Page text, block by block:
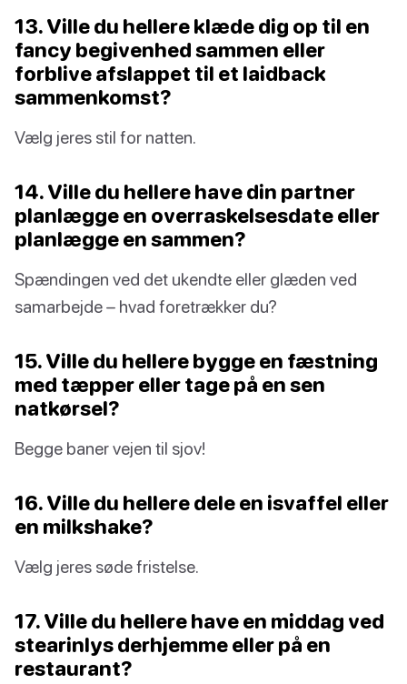
13. Ville du hellere klæde dig op til en
fancy begivenhed sammen eller
forblive afslappet til et laidback
sammenkomst?
Vælg jeres stil for natten.
14. Ville du hellere have din partner
planlægge en overraskelsesdate eller
planlægge en sammen?
Spændingen ved det ukendte eller glæden ved
samarbejde – hvad foretrækker du?
15. Ville du hellere bygge en fæstning
med tæpper eller tage på en sen
natkørsel?
Begge baner vejen til sjov!
16. Ville du hellere dele en isvaffel eller
en milkshake?
Vælg jeres søde fristelse.
17. Ville du hellere have en middag ved
stearinlys derhjemme eller på en
restaurant?